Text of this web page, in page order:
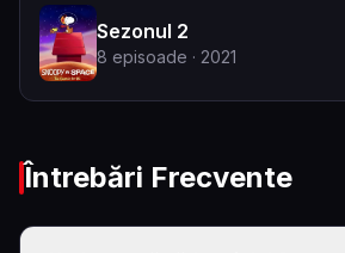
Sezonul 2
8 episoade · 2021
Întrebări Frecvente